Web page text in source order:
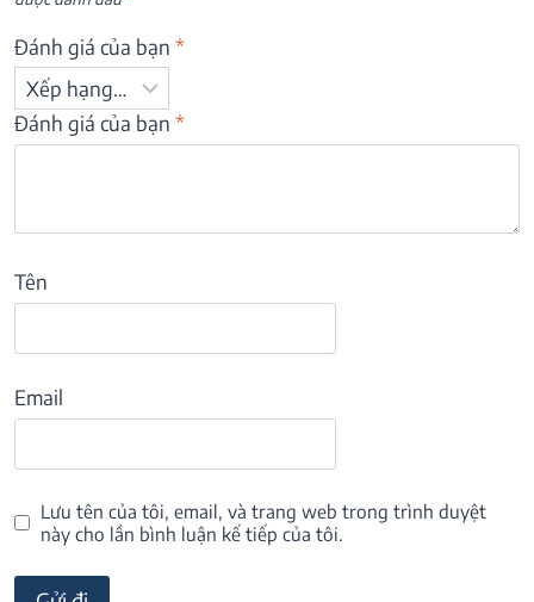
Đánh giá của bạn *
Đánh giá của bạn *
Tên
Email
Lưu tên của tôi, email, và trang web trong trình duyệt
này cho lần bình luận kế tiếp của tôi.